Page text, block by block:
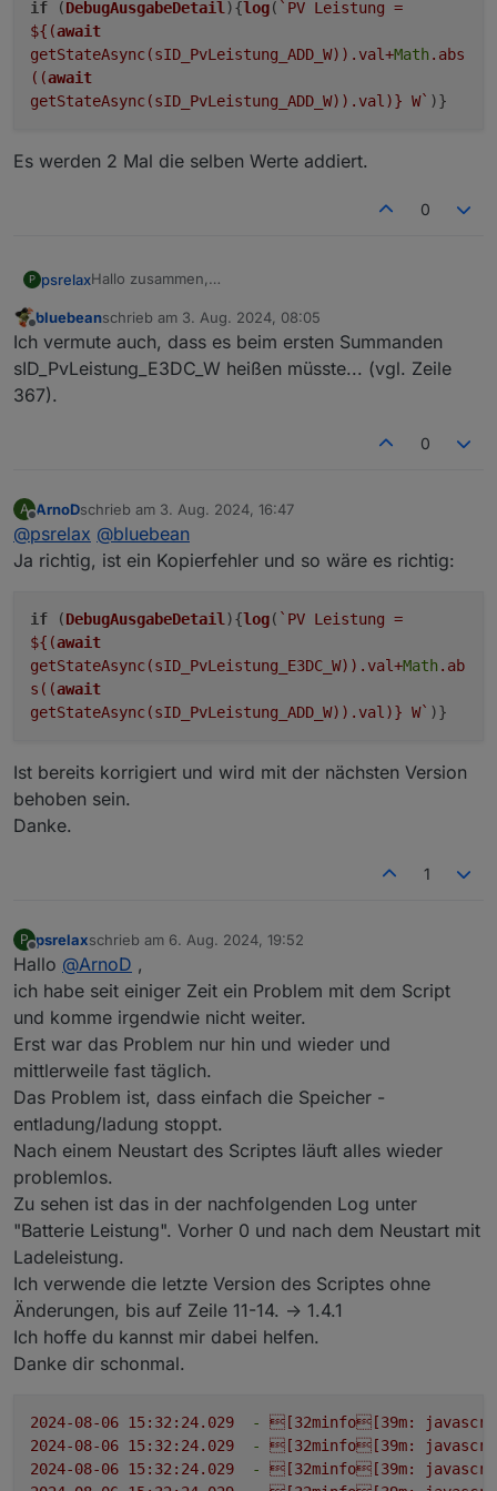
if (DebugAusgabeDetail){log( `PV Leistung =
${(await
getStateAsync(sID_PvLeistung_ADD_W)).val+Math .abs
((await
getStateAsync(sID_PvLeistung_ADD_W)).val)} W` )}
Es werden 2 Mal die selben Werte addiert.
0
P psrelaxHallo zusammen,
gefunden.
Es werden 2 Mal die selben Werte addiert.
bluebeanschrieb am 3. Aug. 2024, 08:05
zuletzt editiert von
Ich vermute auch, dass es beim ersten Summanden
sID_PvLeistung_E3DC_W heißen müsste... (vgl. Zeile
367).
0
A
Offline
ArnoDschrieb am 3. Aug. 2024, 16:47
zuletzt editiert von
@psrelax @bluebean
Ja richtig, ist ein Kopierfehler und so wäre es richtig:
if (DebugAusgabeDetail){log( `PV Leistung =
${(await
getStateAsync(sID_PvLeistung_E3DC_W)).val+Math .ab
s((await
getStateAsync(sID_PvLeistung_ADD_W)).val)} W` )}
Ist bereits korrigiert und wird mit der nächsten Version
behoben sein.
Danke.
1
P
Offline
psrelaxschrieb am 6. Aug. 2024, 19:52
zuletzt editiert von
Hallo @ArnoD ,
ich habe seit einiger Zeit ein Problem mit dem Script
und komme irgendwie nicht weiter.
Erst war das Problem nur hin und wieder und
mittlerweile fast täglich.
Das Problem ist, dass einfach die Speicher -
entladung/ladung stoppt.
Nach einem Neustart des Scriptes läuft alles wieder
problemlos.
Zu sehen ist das in der nachfolgenden Log unter
"Batterie Leistung". Vorher 0 und nach dem Neustart mit
Ladeleistung.
Ich verwende die letzte Version des Scriptes ohne
Änderungen, bis auf Zeile 11-14. -> 1.4.1
Ich hoffe du kannst mir dabei helfen.
Danke dir schonmal.
2024-08-06 15:32:24.029 - [32minfo[39m:
2024-08-06 15:32:24.029
- [32minfo[39m:
2024-08-06 15:32:24.029
- [32minfo[39m: